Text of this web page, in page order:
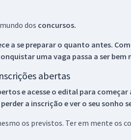
dos concursos.
a se preparar o quanto antes.
uma vaga passa a ser bem
abertas
e acesse o edital para
a inscrição e ver o seu sonho
os previstos. Ter em mente os